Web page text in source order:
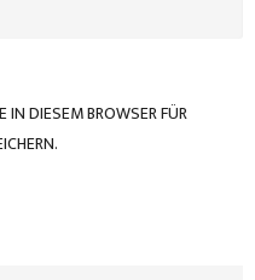
DIESEM BROWSER FÜR